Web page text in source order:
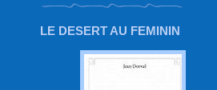
LE DESERT AU FEMININ